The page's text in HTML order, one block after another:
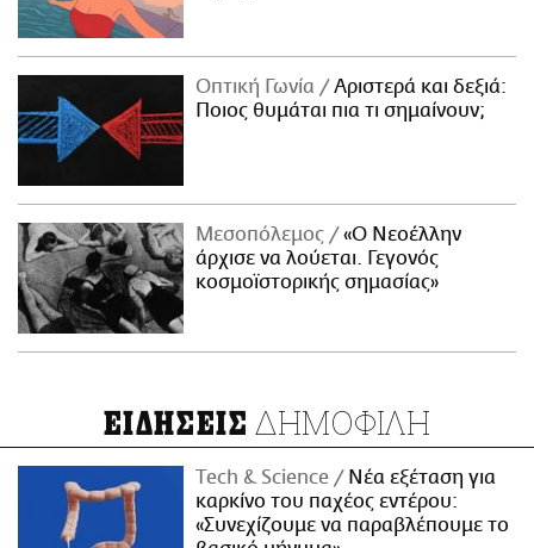
Οπτική Γωνία
Αριστερά και δεξιά:
Ποιος θυμάται πια τι σημαίνουν;
Μεσοπόλεμος
«Ο Νεοέλλην
άρχισε να λούεται. Γεγονός
κοσμοϊστορικής σημασίας»
ΕΙΔΗΣΕΙΣ ΔΗΜΟΦΙΛΗ
Τech & Science
Νέα εξέταση για
καρκίνο του παχέος εντέρου:
«Συνεχίζουμε να παραβλέπουμε το